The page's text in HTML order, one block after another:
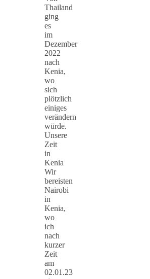
Thailand
ging
es
im
Dezember
2022
nach
Kenia,
wo
sich
plötzlich
einiges
verändern
würde.
Unsere
Zeit
in
Kenia
Wir
bereisten
Nairobi
in
Kenia,
wo
ich
nach
kurzer
Zeit
am
02.01.23